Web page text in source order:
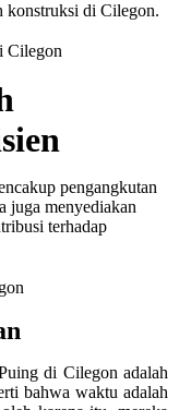
konstruksi di Cilegon.
Cilegon
pengangkutan
juga menyediakan
terhadap
di Cilegon adalah
bahwa waktu adalah